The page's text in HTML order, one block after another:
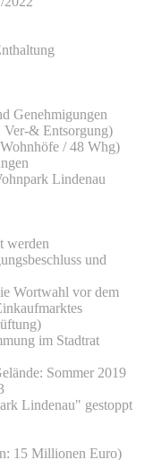
Genehmigungen
Ver-& Entsorgung)
/ 48 Whg)
Lindenau
werden
und
Wortwahl vor dem
im Stadtrat
Sommer 2019
Lindenau" gestoppt
15 Millionen Euro)